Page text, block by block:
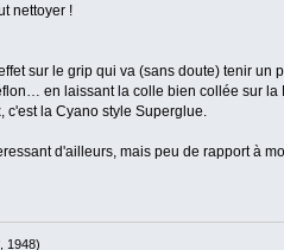
nettoyer !
sur le grip qui va (sans doute) tenir un
en laissant la colle bien collée sur
la Cyano style Superglue.
d'ailleurs, mais peu de rapport à
1948)